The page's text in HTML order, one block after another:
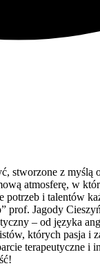
stworzone z
atmosferę, w
i talentów
Jagody
– od języka
których pasja
terapeutyczne i